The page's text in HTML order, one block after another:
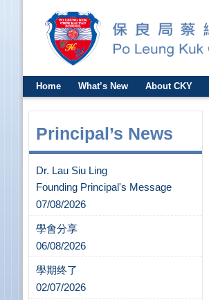
Home What’s New About CKY
Principal’s News
Dr. Lau Siu Ling
Founding Principal's Message
07/08/2026
學會分享
06/08/2026
學期终了
02/07/2026